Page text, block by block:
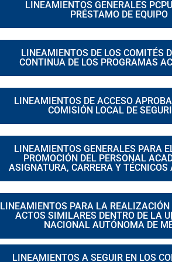
LINEAMIENTOS GENERALES
PRÉSTAMO DE EQUIPO
LINEAMIENTOS DE LOS COMITÉS
CONTINUA DE LOS PROGRAMAS
LINEAMIENTOS DE ACCESO
COMISIÓN LOCAL DE
LINEAMIENTOS GENERALES PARA
PROMOCIÓN DEL PERSONAL
ASIGNATURA, CARRERA Y TÉCNICOS
LINEAMIENTOS PARA LA REALIZACIÓN
ACTOS SIMILARES DENTRO DE LA
NACIONAL AUTÓNOMA DE
LINEAMIENTOS A SEGUIR EN LOS